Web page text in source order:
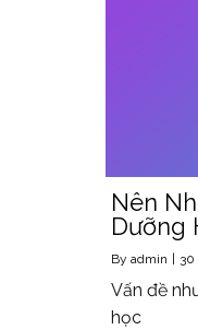
Nên
Dưỡng
By admin 30
Vấn đề
học